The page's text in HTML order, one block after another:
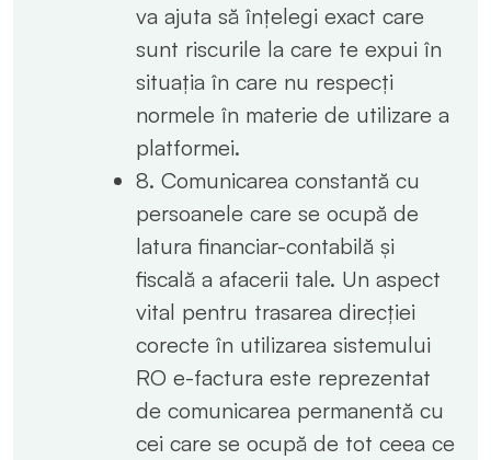
va ajuta să înțelegi exact care
sunt riscurile la care te expui în
situația în care nu respecți
normele în materie de utilizare a
platformei.
8. Comunicarea constantă cu
persoanele care se ocupă de
latura financiar-contabilă și
fiscală a afacerii tale. Un aspect
vital pentru trasarea direcției
corecte în utilizarea sistemului
RO e-factura este reprezentat
de comunicarea permanentă cu
cei care se ocupă de tot ceea ce